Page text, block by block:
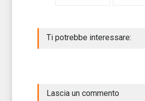
Ti potrebbe interessare:
Lascia un commento